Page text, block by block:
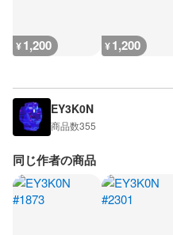
¥1,200 ¥1,200
EY3K0N
商品数355
同じ作者の商品